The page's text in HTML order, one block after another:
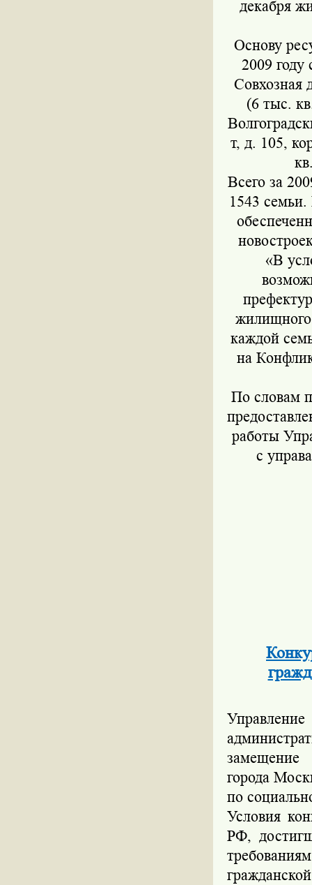
декабря
Основу
2009 году
Совхозная
(6 тыс.
т, д. 105,
Всего за
1543
«В
каждой
на
По словам
работы
с
замещение
города
по
Условия
РФ,